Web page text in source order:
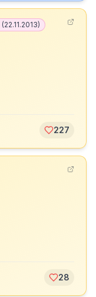
(22.11.2013)
227
28